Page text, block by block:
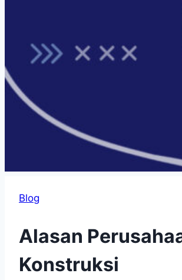
Blog
Alasan
Konstruksi